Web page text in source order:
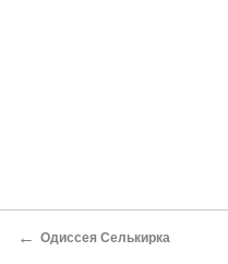
← Одиссея Селькирка